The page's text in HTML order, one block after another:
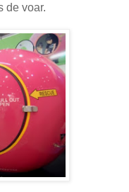
de voar.